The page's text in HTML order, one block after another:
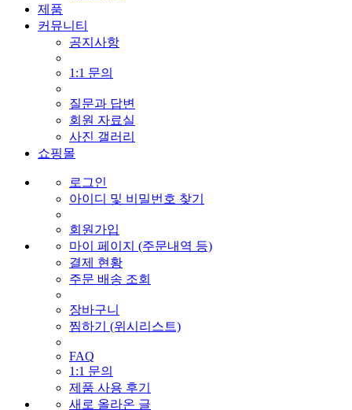
제품
커뮤니티
공지사항
1:1 문의
질문과 답변
회원 자료실
사진 갤러리
쇼핑몰
로그인
아이디 및 비밀번호 찾기
회원가입
마이 페이지 (주문내역 등)
결제 현황
주문 배송 조회
장바구니
찜하기 (위시리스트)
FAQ
1:1 문의
제품 사용 후기
새로 올라온 글